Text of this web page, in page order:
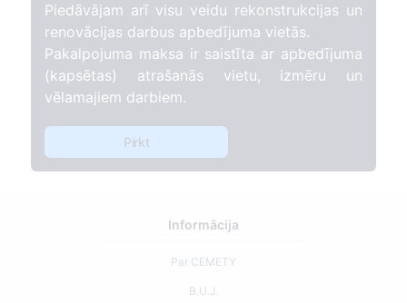
Piedāvājam arī visu veidu rekonstrukcijas un
renovācijas darbus apbedījuma vietās.
Pakalpojuma maksa ir saistīta ar apbedījuma
(kapsētas) atrašanās vietu, izmēru un
vēlamajiem darbiem.
Pirkt
Informācija
Par CEMETY
B.U.J.